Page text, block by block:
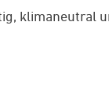
klimaneutral